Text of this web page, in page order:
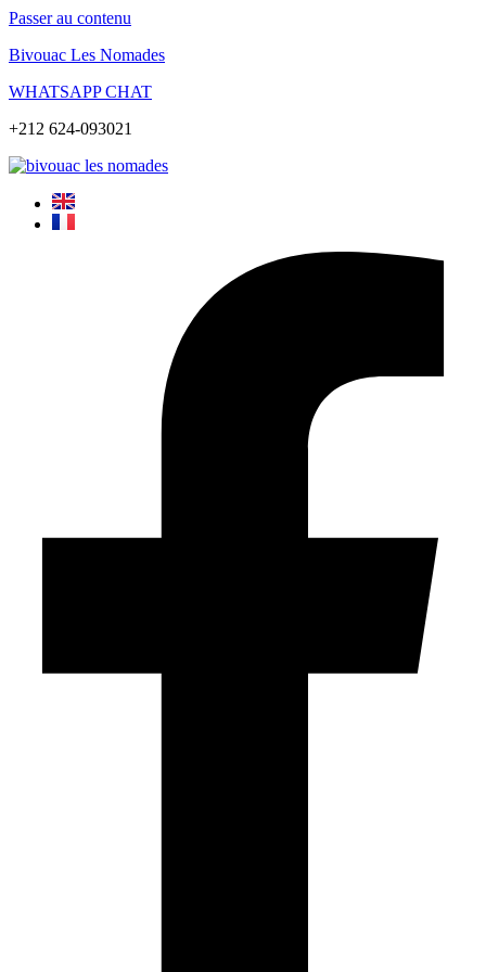
Passer au contenu
Bivouac Les Nomades
WHATSAPP CHAT
+212 624-093021